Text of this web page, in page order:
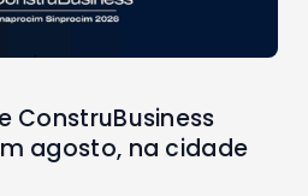
ConstruBusiness
agosto, na cidade